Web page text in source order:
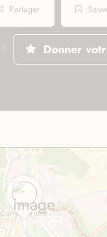
Partager
Donner